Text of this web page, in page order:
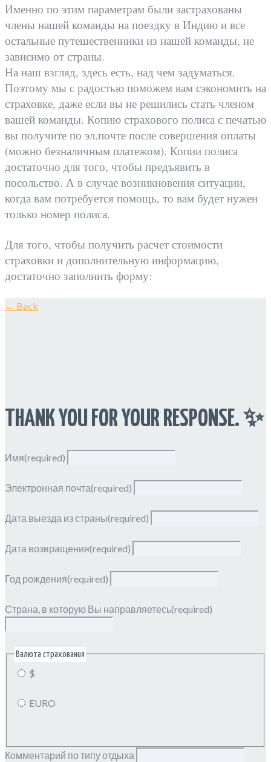
Именно по этим параметрам были застрахованы
члены нашей команды на поездку в Индию и все
остальные путешественники из нашей команды, не
зависимо от страны.
На наш взгляд, здесь есть, над чем задуматься.
Поэтому мы с радостью поможем вам сэкономить на
страховке, даже если вы не решились стать членом
вашей команды. Копию страхового полиса с печатью
вы получите по эл.почте после совершения оплаты
(можно безналичным платежом). Копии полиса
достаточно для того, чтобы предъявить в
посольство. А в случае возникновения ситуации,
когда вам потребуется помощь, то вам будет нужен
только номер полиса.
Для того, чтобы получить расчет стоимости
страховки и дополнительную информацию,
достаточно заполнить форму:
← Back
THANK YOU FOR YOUR RESPONSE. ✨
Имя(required)
Электронная почта(required)
Дата выезда из страны(required)
Дата возвращения(required)
Год рождения(required)
Страна, в которую Вы направляетесь(required)
Валюта страхования
$
EURO
Комментарий по типу отдыха